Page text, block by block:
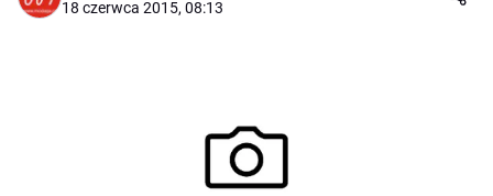
18 czerwca 2015, 08:13